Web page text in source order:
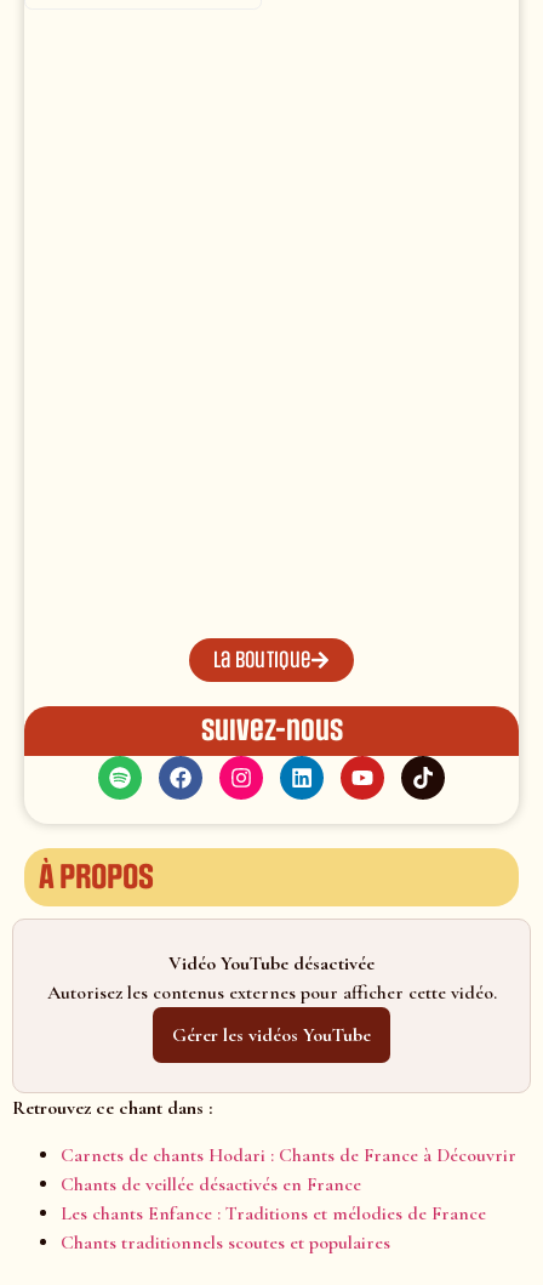
La boutique
Suivez-nous
À propos
Vidéo YouTube désactivée
Autorisez les contenus externes pour afficher cette vidéo.
Gérer les vidéos YouTube
Retrouvez ce chant dans :
Carnets de chants Hodari : Chants de France à Découvrir
Chants de veillée désactivés en France
Les chants Enfance : Traditions et mélodies de France
Chants traditionnels scoutes et populaires